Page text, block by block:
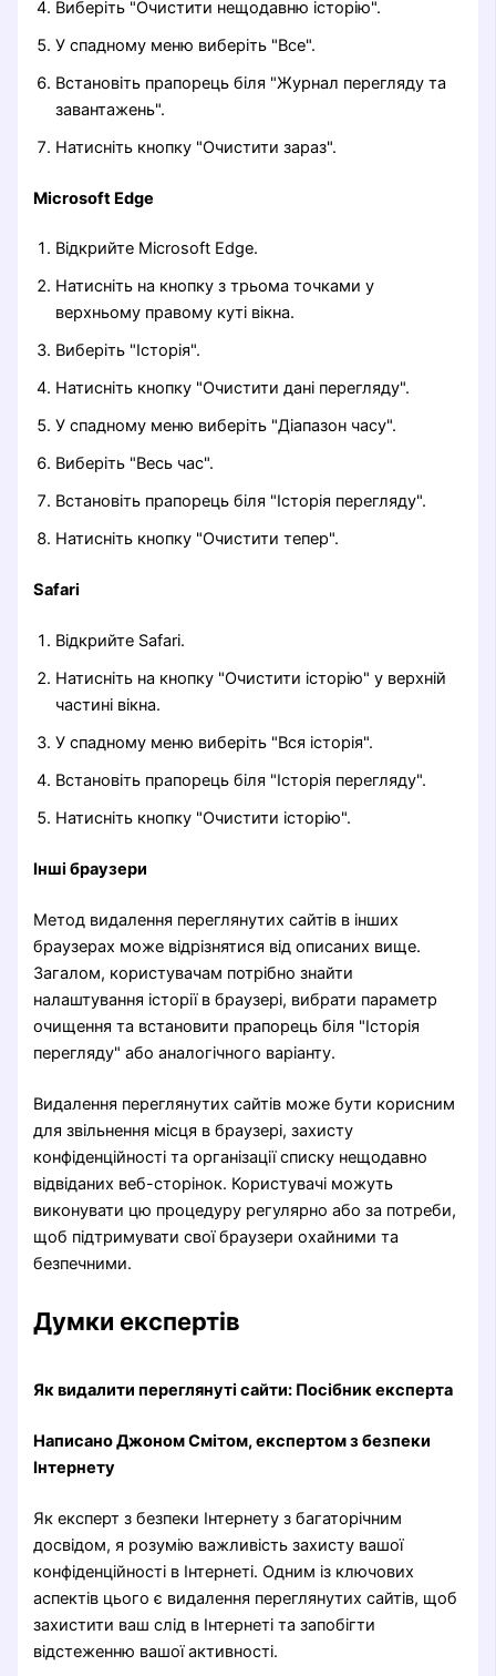
Виберіть "Очистити нещодавню історію".
У спадному меню виберіть "Все".
Встановіть прапорець біля "Журнал перегляду та
завантажень".
Натисніть кнопку "Очистити зараз".
Microsoft Edge
Відкрийте Microsoft Edge.
Натисніть на кнопку з трьома точками у
верхньому правому куті вікна.
Виберіть "Історія".
Натисніть кнопку "Очистити дані перегляду".
У спадному меню виберіть "Діапазон часу".
Виберіть "Весь час".
Встановіть прапорець біля "Історія перегляду".
Натисніть кнопку "Очистити тепер".
Safari
Відкрийте Safari.
Натисніть на кнопку "Очистити історію" у верхній
частині вікна.
У спадному меню виберіть "Вся історія".
Встановіть прапорець біля "Історія перегляду".
Натисніть кнопку "Очистити історію".
Інші браузери
Метод видалення переглянутих сайтів в інших
браузерах може відрізнятися від описаних вище.
Загалом, користувачам потрібно знайти
налаштування історії в браузері, вибрати параметр
очищення та встановити прапорець біля "Історія
перегляду" або аналогічного варіанту.
Видалення переглянутих сайтів може бути корисним
для звільнення місця в браузері, захисту
конфіденційності та організації списку нещодавно
відвіданих веб-сторінок. Користувачі можуть
виконувати цю процедуру регулярно або за потреби,
щоб підтримувати свої браузери охайними та
безпечними.
Думки експертів
Як видалити переглянуті сайти: Посібник експерта
Написано Джоном Смітом, експертом з безпеки
Інтернету
Як експерт з безпеки Інтернету з багаторічним
досвідом, я розумію важливість захисту вашої
конфіденційності в Інтернеті. Одним із ключових
аспектів цього є видалення переглянутих сайтів, щоб
захистити ваш слід в Інтернеті та запобігти
відстеженню вашої активності.